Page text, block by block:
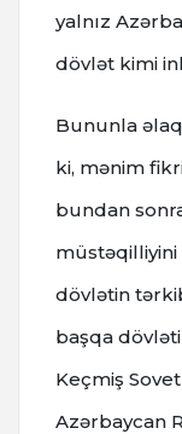
yalnız
dövlət kimi
Bununla
ki, mənim
bundan
müstəqilliyini
dövlətin
başqa
Keçmiş
Azərbaycan